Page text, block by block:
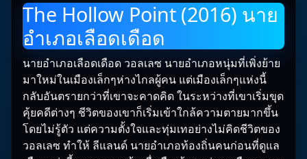
The Hollow Point (2016) นาย
อำเภอเลือดเดือด
นายอำเภอเลือดเดือด วอลเลซ นายอำเภอหนุ่มที่เพิ่งย้าย
มาใหม่ในเมืองเล็กๆห่างไกลผู้คน แต่เมืองเล็กๆแห่งนี้
กลับอันตรายกว่าที่เขาจะคาดคิด ในระหว่างที่เขาเริ่มขุด
คุ้ยคดีต่างๆ ชีวิตของเขาก็เริ่มเข้าใกล้ความตายมากขึ้น
โดยไม่รู้ตัว แต่ความตั้งใจและทุ่มเทอย่างไม่คิดชีวิตของ
วอลเลซ ทำให้ ลีแลนด์ นายอำเภอท้องถิ่นคนก่อนที่ดูแล